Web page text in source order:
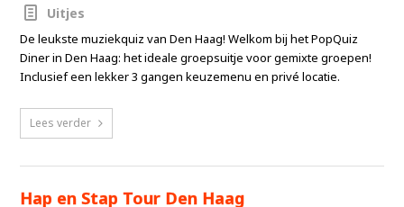
Uitjes
De leukste muziekquiz van Den Haag! Welkom bij het PopQuiz
Diner in Den Haag: het ideale groepsuitje voor gemixte groepen!
Inclusief een lekker 3 gangen keuzemenu en privé locatie.
Lees verder
Hap en Stap Tour Den Haag